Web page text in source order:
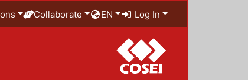
Collaborate EN Log In